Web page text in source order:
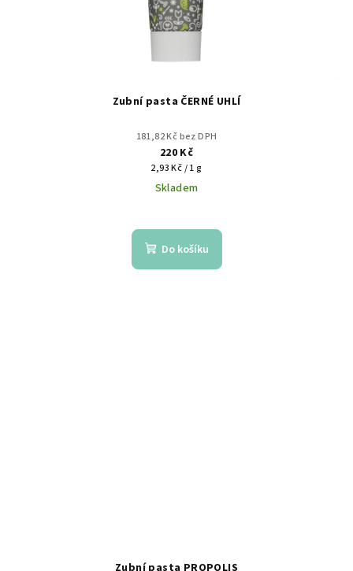
Zubní pasta ČERNÉ UHLÍ
181,82 Kč bez DPH
220 Kč
Měrná
cena:
2,93 Kč / 1 g
Skladem
Do košíku
Zubní pasta PROPOLIS